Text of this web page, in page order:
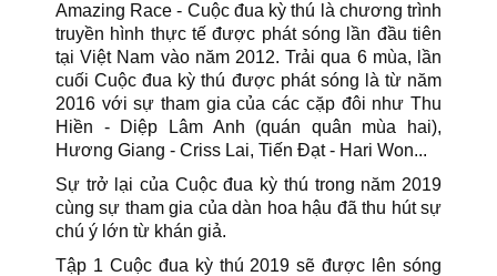
Amazing Race - Cuộc đua kỳ thú là chương trình
truyền hình thực tế được phát sóng lần đầu tiên
tại Việt Nam vào năm 2012. Trải qua 6 mùa, lần
cuối Cuộc đua kỳ thú được phát sóng là từ năm
2016 với sự tham gia của các cặp đôi như Thu
Hiền - Diệp Lâm Anh (quán quân mùa hai),
Hương Giang - Criss Lai, Tiến Đạt - Hari Won...
Sự trở lại của Cuộc đua kỳ thú trong năm 2019
cùng sự tham gia của dàn hoa hậu đã thu hút sự
chú ý lớn từ khán giả.
Tập 1 Cuộc đua kỳ thú 2019 sẽ được lên sóng